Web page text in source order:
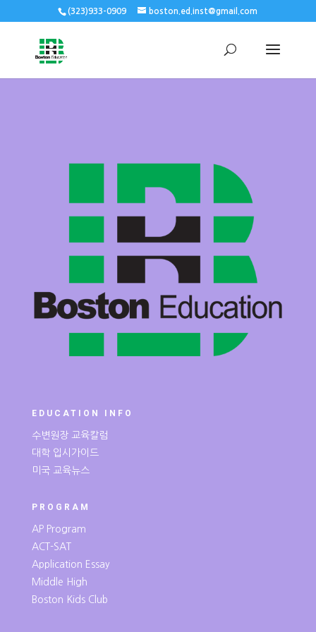
(323)933-0909 boston.ed.inst@gmail.com
EDUCATION INFO
수변원장 교육칼럼
대학 입시가이드
미국 교육뉴스
PROGRAM
AP Program
ACT-SAT
Application Essay
Middle High
Boston Kids Club